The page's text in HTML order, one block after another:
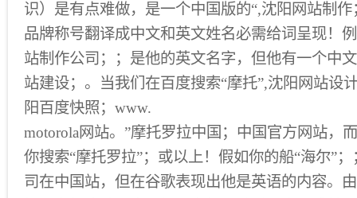
识）是有点难做，是一个中国版的“,沈阳网站制
品牌称号翻译成中文和英文姓名必需给词呈现！
站制作公司；；是他的英文名字，但他有一个中
站建设；。当我们在百度搜索“摩托”,沈阳网站设
阳百度快照；www.
motorola网站。”摩托罗拉中国；中国官方网站，
你搜索“摩托罗拉”；或以上！假如你的船“海尔”
司在中国站，但在谷歌表现出他是英语的内容。